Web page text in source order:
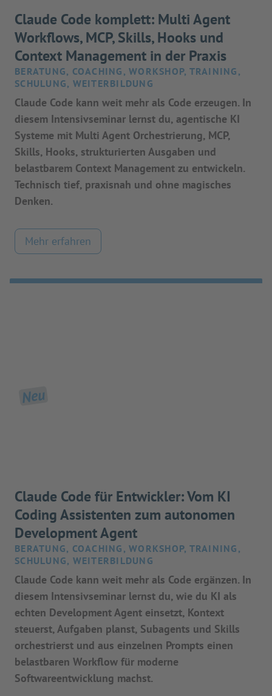
Claude Code komplett: Multi Agent
Workflows, MCP, Skills, Hooks und
Context Management in der Praxis
BERATUNG, COACHING, WORKSHOP, TRAINING,
SCHULUNG, WEITERBILDUNG
Claude Code kann weit mehr als Code erzeugen. In
diesem Intensivseminar lernst du, agentische KI
Systeme mit Multi Agent Orchestrierung, MCP,
Skills, Hooks, strukturierten Ausgaben und
belastbarem Context Management zu entwickeln.
Technisch tief, praxisnah und ohne magisches
Denken.
Mehr erfahren
Neu
Claude Code für Entwickler: Vom KI
Coding Assistenten zum autonomen
Development Agent
BERATUNG, COACHING, WORKSHOP, TRAINING,
SCHULUNG, WEITERBILDUNG
Claude Code kann weit mehr als Code ergänzen. In
diesem Intensivseminar lernst du, wie du KI als
echten Development Agent einsetzt, Kontext
steuerst, Aufgaben planst, Subagents und Skills
orchestrierst und aus einzelnen Prompts einen
belastbaren Workflow für moderne
Softwareentwicklung machst.